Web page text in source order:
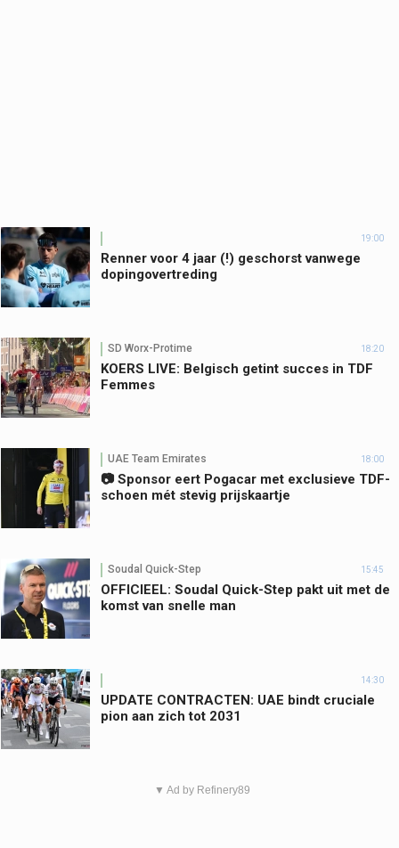
19:00
Renner voor 4 jaar (!) geschorst vanwege
dopingovertreding
SD Worx-Protime 18:20
KOERS LIVE: Belgisch getint succes in TDF
Femmes
UAE Team Emirates 18:00
📷 Sponsor eert Pogacar met exclusieve TDF-
schoen mét stevig prijskaartje
Soudal Quick-Step 15:45
OFFICIEEL: Soudal Quick-Step pakt uit met de
komst van snelle man
14:30
UPDATE CONTRACTEN: UAE bindt cruciale
pion aan zich tot 2031
▼ Ad by Refinery89